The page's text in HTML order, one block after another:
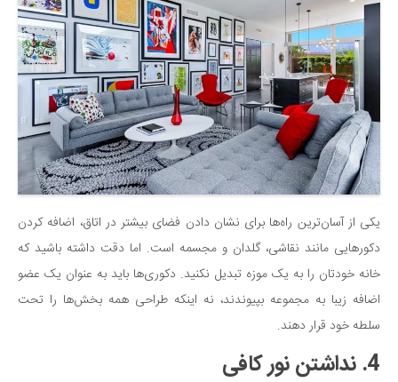
بازی
طنز
فال
مسابقه
اخبار
یکی از آسان‌ترین راه‌ها برای نشان دادن فضای بیشتر در اتاق، اضافه کردن
دکورهایی مانند نقاشی، گلدان و مجسمه است. اما دقت داشته باشید که
خانه خودتان را به یک موزه تبدیل نکنید. دکوری‌ها باید به عنوان یک عضو
اضافه زیبا به مجموعه بپیوندند، نه اینکه طراحی همه بخش‌ها را تحت
سلطه خود قرار دهند.
4. نداشتن نور کافی